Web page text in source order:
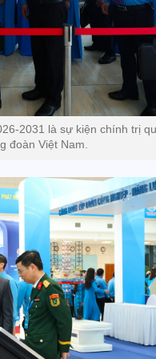
2031 là sự kiện chính trị
đoàn Việt Nam.